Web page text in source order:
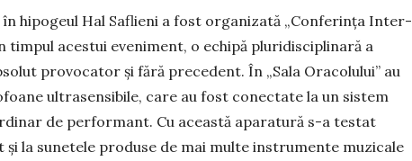
hipogeul Hal Saflieni a fost orga­nizată „Conferinţa In­ter­­
timpul a­ces­tui eveniment, o echi­pă pluridisciplinară a
provo­cator şi fără precedent. În „Sala Oracolului” au
ultrasen­si­bile, care au fost conec­tate la un sis­tem
de per­formant. Cu această aparatură s-a testat
la sunetele produse de mai multe instrumente muzicale